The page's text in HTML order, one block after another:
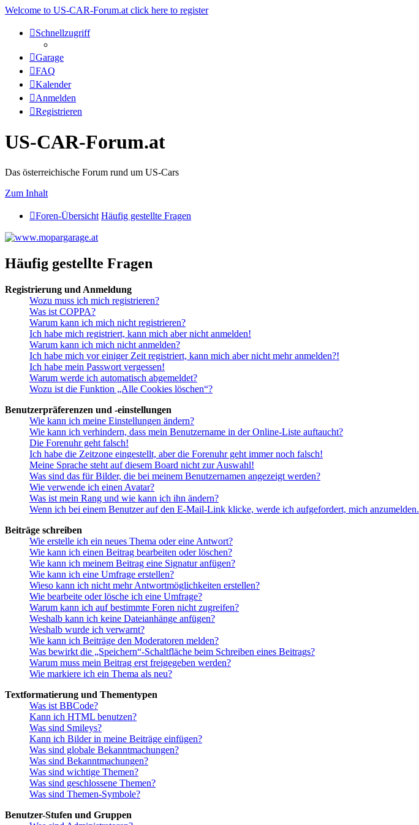
Welcome to US-CAR-Forum.at click here to register
Schnellzugriff
Garage
FAQ
Kalender
Anmelden
Registrieren
US-CAR-Forum.at
Das österreichische Forum rund um US-Cars
Zum Inhalt
Foren-Übersicht Häufig gestellte Fragen
Häufig gestellte Fragen
Registrierung und Anmeldung
Wozu muss ich mich registrieren?
Was ist COPPA?
Warum kann ich mich nicht registrieren?
Ich habe mich registriert, kann mich aber nicht anmelden!
Warum kann ich mich nicht anmelden?
Ich habe mich vor einiger Zeit registriert, kann mich aber nicht mehr anmelden?!
Ich habe mein Passwort vergessen!
Warum werde ich automatisch abgemeldet?
Wozu ist die Funktion „Alle Cookies löschen“?
Benutzerpräferenzen und -einstellungen
Wie kann ich meine Einstellungen ändern?
Wie kann ich verhindern, dass mein Benutzername in der Online-Liste auftaucht?
Die Forenuhr geht falsch!
Ich habe die Zeitzone eingestellt, aber die Forenuhr geht immer noch falsch!
Meine Sprache steht auf diesem Board nicht zur Auswahl!
Was sind das für Bilder, die bei meinem Benutzernamen angezeigt werden?
Wie verwende ich einen Avatar?
Was ist mein Rang und wie kann ich ihn ändern?
Wenn ich bei einem Benutzer auf den E-Mail-Link klicke, werde ich aufgefordert, mich anzumelden.
Beiträge schreiben
Wie erstelle ich ein neues Thema oder eine Antwort?
Wie kann ich einen Beitrag bearbeiten oder löschen?
Wie kann ich meinem Beitrag eine Signatur anfügen?
Wie kann ich eine Umfrage erstellen?
Wieso kann ich nicht mehr Antwortmöglichkeiten erstellen?
Wie bearbeite oder lösche ich eine Umfrage?
Warum kann ich auf bestimmte Foren nicht zugreifen?
Weshalb kann ich keine Dateianhänge anfügen?
Weshalb wurde ich verwarnt?
Wie kann ich Beiträge den Moderatoren melden?
Was bewirkt die „Speichern“-Schaltfläche beim Schreiben eines Beitrags?
Warum muss mein Beitrag erst freigegeben werden?
Wie markiere ich ein Thema als neu?
Textformatierung und Thementypen
Was ist BBCode?
Kann ich HTML benutzen?
Was sind Smileys?
Kann ich Bilder in meine Beiträge einfügen?
Was sind globale Bekanntmachungen?
Was sind Bekanntmachungen?
Was sind wichtige Themen?
Was sind geschlossene Themen?
Was sind Themen-Symbole?
Benutzer-Stufen und Gruppen